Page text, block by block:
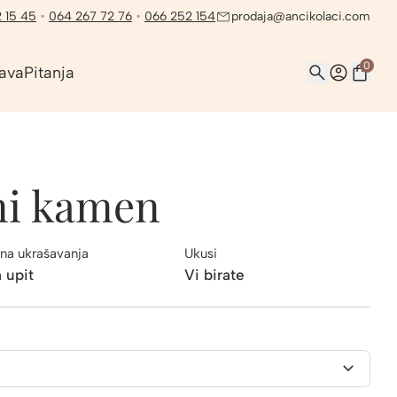
15 45 • 064 267 72 76 • 066 252 154 prodaja@ancikolaci.com
Pitanja 0
kamen
ukrašavanja
upit
Ukusi
Vi birate